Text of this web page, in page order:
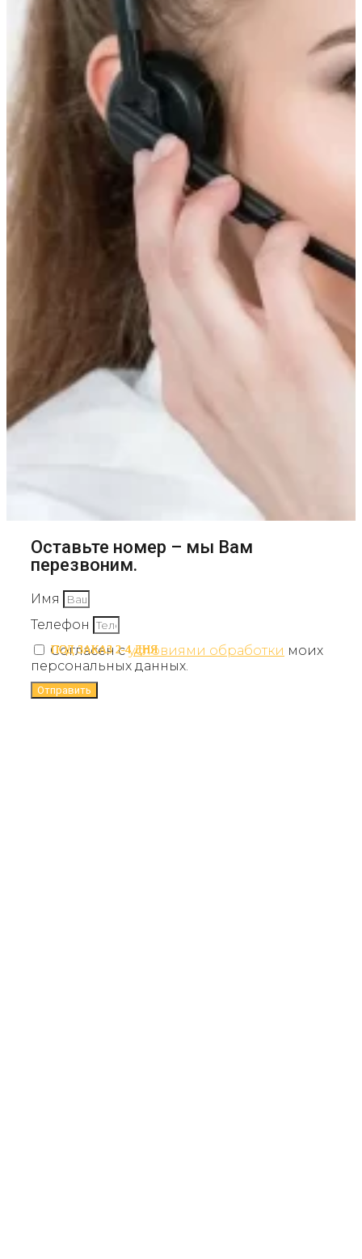
ПОД ЗАКАЗ 2-4 ДНЯ
ПОД ЗАКАЗ 2-4 ДНЯ
ПОД ЗАКАЗ 2-4 ДНЯ
Оставьте номер – мы Вам
перезвоним.
Имя
Телефон
Согласен сусловиями обработки моих
персональных данных.
Отправить